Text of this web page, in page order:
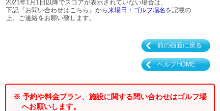
2021年1月1日以降でスコアが表示されていない場合は、
下記『お問い合わせはこちら』から来場日・ゴルフ場名 を記載の
上、ご連絡をお願い致します。
前の画面に戻る
ヘルプHOME
※ 予約や料金プラン、施設に関する問い合わせはゴルフ場
へお願いします。